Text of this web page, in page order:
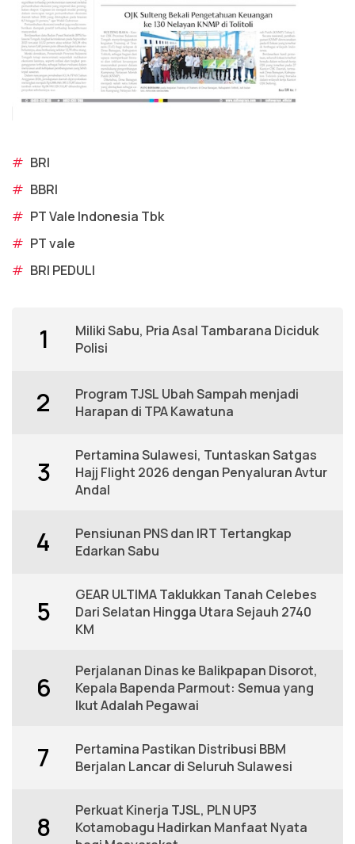
# BRI
# BBRI
# PT Vale Indonesia Tbk
# PT vale
# BRI PEDULI
1
Miliki Sabu, Pria Asal Tambarana Diciduk
Polisi
2
Program TJSL Ubah Sampah menjadi
Harapan di TPA Kawatuna
3
Pertamina Sulawesi, Tuntaskan Satgas
Hajj Flight 2026 dengan Penyaluran Avtur
Andal
4
Pensiunan PNS dan IRT Tertangkap
Edarkan Sabu
5
GEAR ULTIMA Taklukkan Tanah Celebes
Dari Selatan Hingga Utara Sejauh 2740
KM
6
Perjalanan Dinas ke Balikpapan Disorot,
Kepala Bapenda Parmout: Semua yang
Ikut Adalah Pegawai
7
Pertamina Pastikan Distribusi BBM
Berjalan Lancar di Seluruh Sulawesi
8
Perkuat Kinerja TJSL, PLN UP3
Kotamobagu Hadirkan Manfaat Nyata